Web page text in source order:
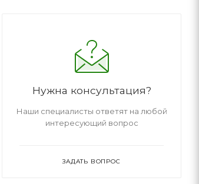
Нужна консультация?
Наши специалисты ответят на любой
интересующий вопрос
ЗАДАТЬ ВОПРОС